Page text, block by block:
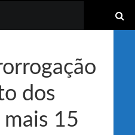
dos
mais 15